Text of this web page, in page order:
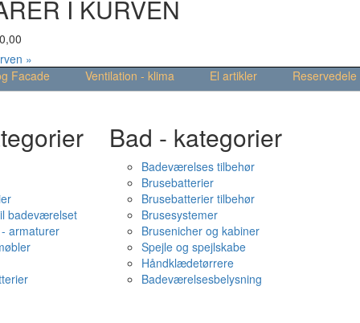
I KURVEN
0,00
»
Facade Ventilation - klima El artikler
Reservedele
badeværelset
armaturer
Bad - kategorier
Badeværelses tilbehør
Brusebatterier
Brusebatterier tilbehør
Brusesystemer
Brusenicher og kabiner
Spejle og spejlskabe
Håndklædetørrere
Badeværelsesbelysning